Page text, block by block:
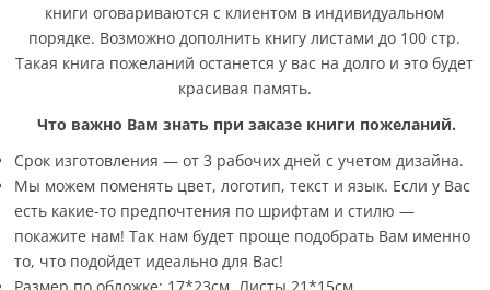
книги оговариваются с клиентом в индивидуальном
порядке. Возможно дополнить книгу листами до 100 стр.
Такая книга пожеланий останется у вас на долго и это будет
красивая память.
Что важно Вам знать при заказе книги пожеланий.
Срок изготовления — от 3 рабочих дней с учетом дизайна.
Мы можем поменять цвет, логотип, текст и язык. Если у Вас
есть какие-то предпочтения по шрифтам и стилю —
покажите нам! Так нам будет проще подобрать Вам именно
то, что подойдет идеально для Вас!
Размер по обложке: 17*23см. Листы 21*15см.